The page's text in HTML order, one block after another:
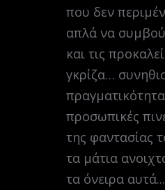
που δεν
απλά να
και τις
γκρίζα…
προσωπικές
της φαντασίας
τα μάτια
τα όνειρα